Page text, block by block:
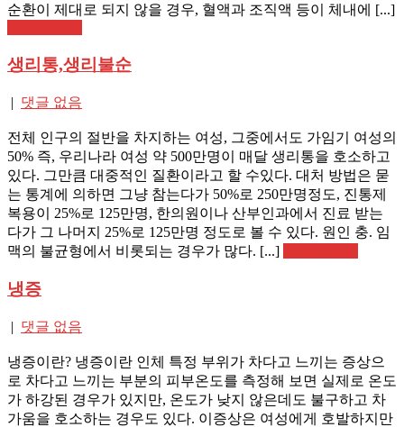
순환이 제대로 되지 않을 경우, 혈액과 조직액 등이 체내에 [...]
생리통,생리불순
| 댓글 없음
전체 인구의 절반을 차지하는 여성, 그중에서도 가임기 여성의
50% 즉, 우리나라 여성 약 500만명이 매달 생리통을 호소하고
있다. 그만큼 대중적인 질환이라고 할 수있다. 대처 방법은 묻
는 통계에 의하면 그냥 참는다가 50%로 250만명정도, 진통제
복용이 25%로 125만명, 한의원이나 산부인과에서 진료 받는
다가 그 나머지 25%로 125만명 정도로 볼 수 있다. 원인 충. 임
맥의 불균형에서 비롯되는 경우가 많다. [...]
냉증
| 댓글 없음
냉증이란? 냉증이란 인체 특정 부위가 차다고 느끼는 증상으
로 차다고 느끼는 부분의 피부온도를 측정해 보면 실제로 온도
가 하강된 경우가 있지만, 온도가 낮지 않은데도 불구하고 차
가움을 호소하는 경우도 있다. 이증상은 여성에게 호발하지만